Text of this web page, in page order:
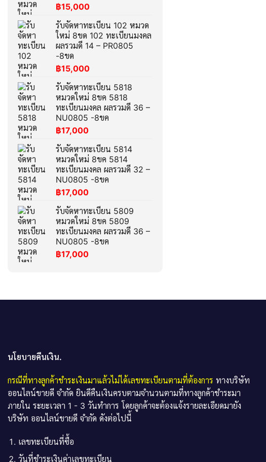
฿15,000
รับจัดหาทะเบียน 102 หมวด
ใหม่ 8ขด 102 ทะเบียนมงคล
ผลรวมดี 14 – PR0805
-8ขด
฿15,000
รับจัดหาทะเบียน 5818
หมวดใหม่ 8ขค 5818
ทะเบียนมงคล ผลรวมดี 36 –
NU0805 -8ขค
฿17,000
รับจัดหาทะเบียน 5814
หมวดใหม่ 8ขค 5814
ทะเบียนมงคล ผลรวมดี 32 –
NU0805 -8ขค
฿17,000
รับจัดหาทะเบียน 5809
หมวดใหม่ 8ขค 5809
ทะเบียนมงคล ผลรวมดี 36 –
NU0805 -8ขค
฿17,000
นโยบายคืนเงิน.
กรณีที่ทางลูกค้าชำระเงินมาแล้วไม่ได้เลขทะเบียนตามที่ต้องการ ทางบริษัท
ออนไลน์ขายดี จำกัด ยินดีคืนเงินครบตามจำนวนตามที่ทางลูกค้าชำระมา
ภายใน ระยะเวลา 1 - 3 วันทำการ โดยลูกค้าจะต้องแจ้งรายละเอียดมายัง
บริษัท ออนไลน์ขายดี จำกัด ดังต่อไปนี้
เลขทะเบียนที่ซื้อ
วันที่ชำระเงินค่าเลขทะเบียน